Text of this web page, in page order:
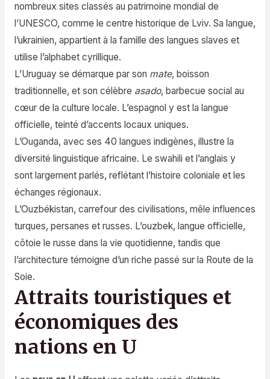
nombreux sites classés au patrimoine mondial de
l’UNESCO, comme le centre historique de Lviv. Sa langue,
l’ukrainien, appartient à la famille des langues slaves et
utilise l’alphabet cyrillique.
L’Uruguay se démarque par son mate, boisson
traditionnelle, et son célèbre asado, barbecue social au
cœur de la culture locale. L’espagnol y est la langue
officielle, teinté d’accents locaux uniques.
L’Ouganda, avec ses 40 langues indigènes, illustre la
diversité linguistique africaine. Le swahili et l’anglais y
sont largement parlés, reflétant l’histoire coloniale et les
échanges régionaux.
L’Ouzbékistan, carrefour des civilisations, mêle influences
turques, persanes et russes. L’ouzbek, langue officielle,
côtoie le russe dans la vie quotidienne, tandis que
l’architecture témoigne d’un riche passé sur la Route de la
Soie.
Attraits touristiques et
économiques des
nations en U